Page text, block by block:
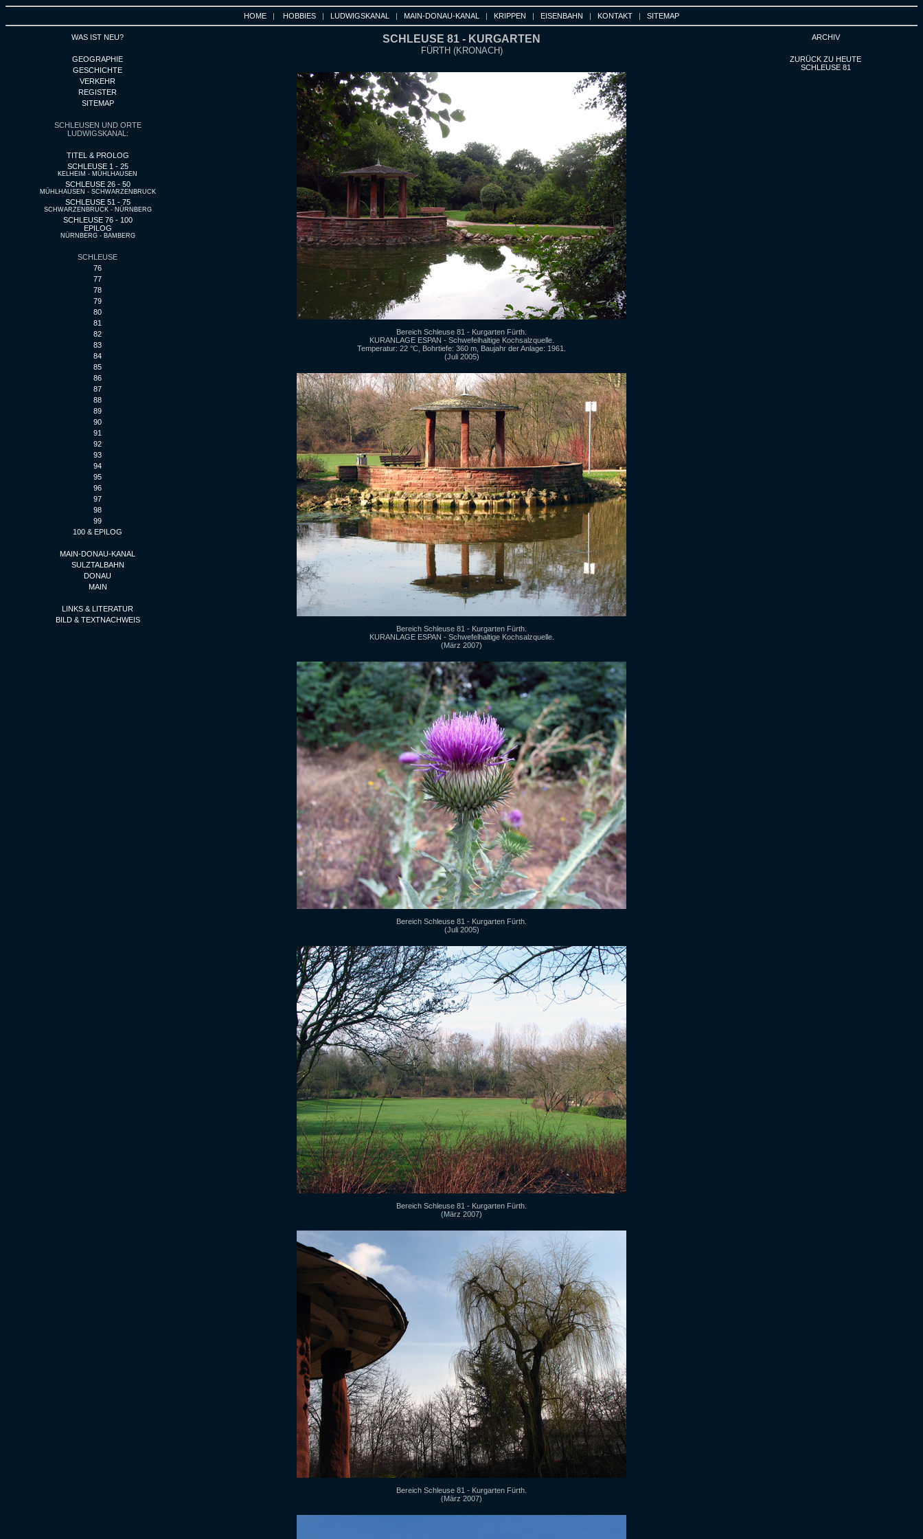
HOME | HOBBIES | LUDWIGSKANAL | MAIN-DONAU-KANAL | KRIPPEN | EISENBAHN | KONTAKT | SITEMAP
WAS IST NEU?
GEOGRAPHIE
GESCHICHTE
VERKEHR
REGISTER
SITEMAP
SCHLEUSEN UND ORTE
LUDWIGSKANAL:
TITEL & PROLOG
SCHLEUSE 1 - 25
KELHEIM - MÜHLHAUSEN
SCHLEUSE 26 - 50
MÜHLHAUSEN - SCHWARZENBRUCK
SCHLEUSE 51 - 75
SCHWARZENBRUCK - NÜRNBERG
SCHLEUSE 76 - 100
EPILOG
NÜRNBERG - BAMBERG
SCHLEUSE
76
77
78
79
80
81
82
83
84
85
86
87
88
89
90
91
92
93
94
95
96
97
98
99
100 & EPILOG
MAIN-DONAU-KANAL
SULZTALBAHN
DONAU
MAIN
LINKS & LITERATUR
BILD & TEXTNACHWEIS
SCHLEUSE 81 - KURGARTEN
FÜRTH (KRONACH)
Bereich Schleuse 81 - Kurgarten Fürth.
KURANLAGE ESPAN - Schwefelhaltige Kochsalzquelle.
Temperatur: 22 °C, Bohrtiefe: 360 m, Baujahr der Anlage: 1961.
(Juli 2005)
Bereich Schleuse 81 - Kurgarten Fürth.
KURANLAGE ESPAN - Schwefelhaltige Kochsalzquelle.
(März 2007)
Bereich Schleuse 81 - Kurgarten Fürth.
(Juli 2005)
Bereich Schleuse 81 - Kurgarten Fürth.
(März 2007)
Bereich Schleuse 81 - Kurgarten Fürth.
(März 2007)
ARCHIV
ZURÜCK ZU HEUTE
SCHLEUSE 81